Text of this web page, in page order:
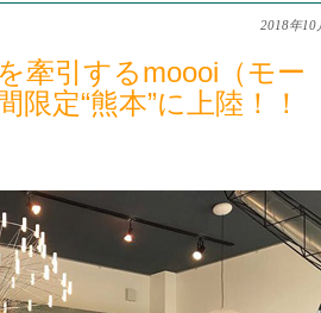
2018年10
牽引するmoooi（モー
定“熊本”に上陸！！